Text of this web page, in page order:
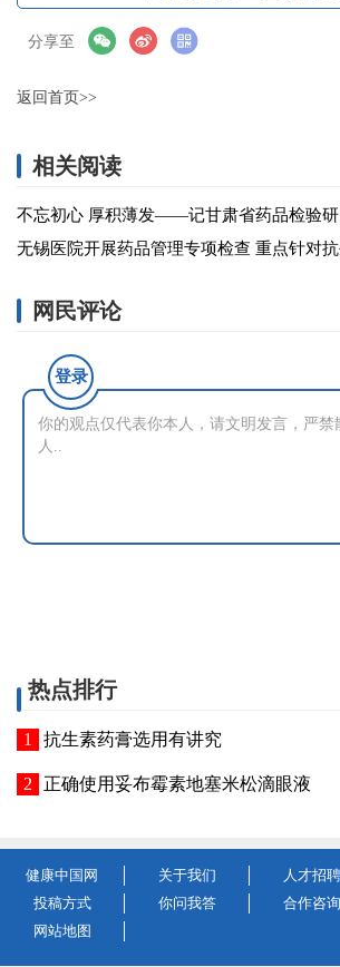
分享至
返回首页>>
相关阅读
无锡医院开展药品管理专项检查 重点针对
网民评论
登录
热点排行
抗生素药膏选用有讲究
正确使用妥布霉素地塞米松滴眼液
健康中国网 关于我们 人才招聘
投稿方式
你问我答 合作咨询
网站地图